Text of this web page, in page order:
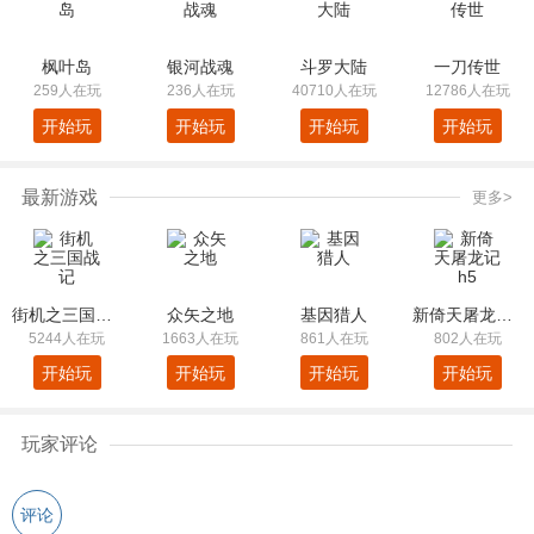
枫叶岛
259人在玩
开始玩
银河战魂
236人在玩
开始玩
斗罗大陆
40710人在玩
开始玩
一刀传世
12786人在玩
开始玩
最新游戏 更多>
5244人在玩
开始玩
众矢之地
1663人在玩
开始玩
基因猎人
861人在玩
开始玩
802人在玩
开始玩
玩家评论
评论